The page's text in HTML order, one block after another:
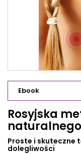
Ebook
Rosyjska
naturalnego
Proste i skuteczne
dolegliwości